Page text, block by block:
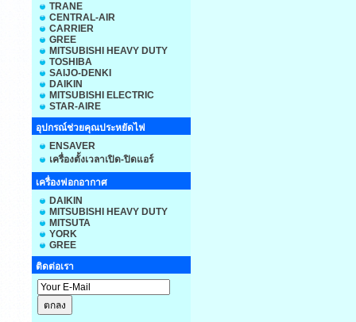
TRANE
CENTRAL-AIR
CARRIER
GREE
MITSUBISHI HEAVY DUTY
TOSHIBA
SAIJO-DENKI
DAIKIN
MITSUBISHI ELECTRIC
STAR-AIRE
อุปกรณ์ช่วยคุณประหยัดไฟ
ENSAVER
เครื่องตั้งเวลาเปิด-ปิดแอร์
เครื่องฟอกอากาศ
DAIKIN
MITSUBISHI HEAVY DUTY
MITSUTA
YORK
GREE
ติดต่อเรา